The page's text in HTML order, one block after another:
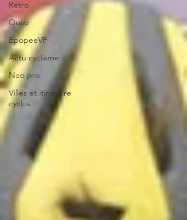
Rétro
Quizz
EpopeeVF
Actu cyclisme
Neo pro
Villes et itinéraire
cyclos